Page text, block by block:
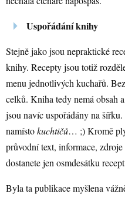
Uspořádání knihy
Stejně jako jsou nepraktické
knihy. Recepty jsou totiž
menu jednotlivých kuchařů.
celků. Kniha tedy nemá obsah
jsou navíc uspořádány na
namístokuchtičů… ;) Kromě
průvodní text, informace,
dostanete jen osmdesátku
Byla ta publikace myšlena